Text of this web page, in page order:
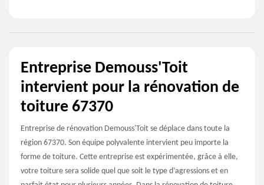
Entreprise Demouss'Toit
intervient pour la rénovation de
toiture 67370
Entreprise de rénovation Demouss'Toit se déplace dans toute la
région 67370. Son équipe polyvalente intervient peu importe la
forme de toiture. Cette entreprise est expérimentée, grâce à elle,
votre toiture sera solide quel que soit le type d’agressions et en